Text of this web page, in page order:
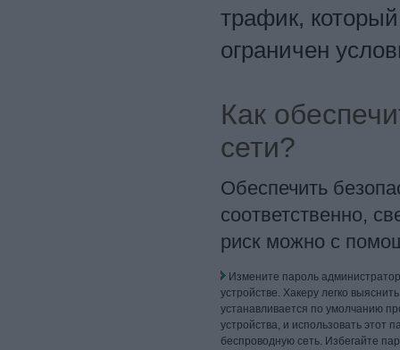
трафик,
ограничен
Как
сети?
Обеспечить
соответственно,
риск можно с
Измените пароль
устройстве. Хакеру легко
устанавливается по умолчанию
устройства, и использовать этот
беспроводную сеть. Избегайте